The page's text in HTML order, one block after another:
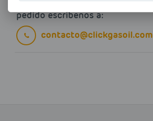
pedido escríbenos a:
contacto@clickgasoil.com